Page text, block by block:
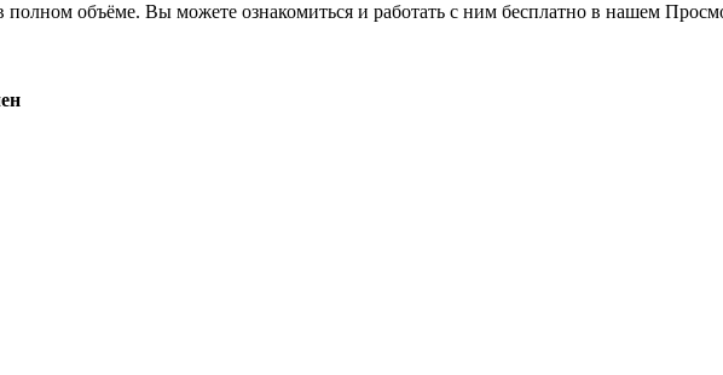
полном объёме. Вы можете ознакомиться и работать с ним бесплатно в нашем